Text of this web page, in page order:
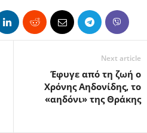
Next article
Έφυγε από τη ζωή ο
Χρόνης Αηδονίδης, το
«αηδόνι» της Θράκης